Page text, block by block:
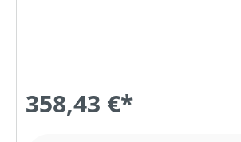
358,43 €*